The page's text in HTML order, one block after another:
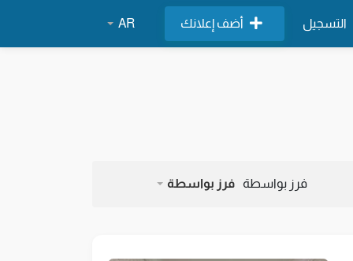
التسجيل أضف إعلانك AR
فرز بواسطة فرز بواسطة